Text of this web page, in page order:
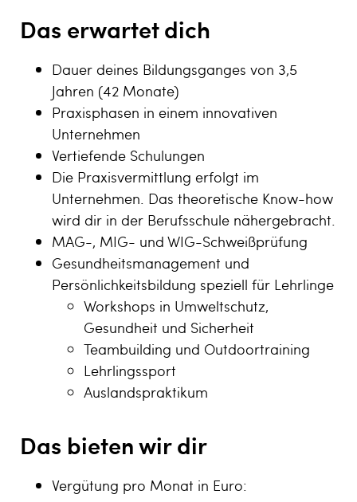
Das erwartet dich
Dauer deines Bildungsganges von 3,5
Jahren (42 Monate)
Praxisphasen in einem innovativen
Unternehmen
Vertiefende Schulungen
Die Praxisvermittlung erfolgt im
Unternehmen. Das theoretische Know-how
wird dir in der Berufsschule nähergebracht.
MAG-, MIG- und WIG-Schweißprüfung
Gesundheitsmanagement und
Persönlichkeitsbildung speziell für Lehrlinge
Workshops in Umweltschutz,
Gesundheit und Sicherheit
Teambuilding und Outdoortraining
Lehrlingssport
Auslandspraktikum
Das bieten wir dir
Vergütung pro Monat in Euro: